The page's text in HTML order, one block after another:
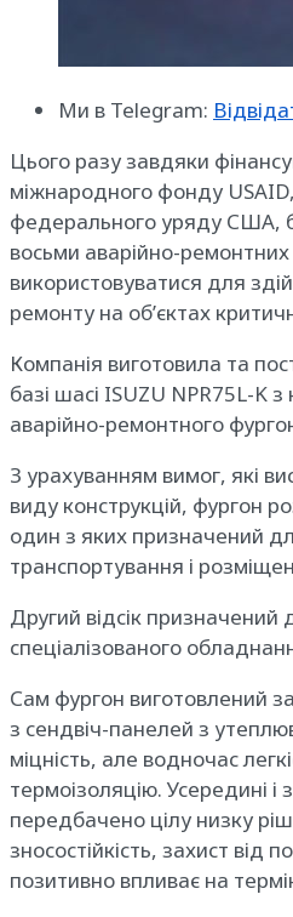
Ми в Telegram:
Цього разу завдяки
міжнародного фонду
федерального уряду США,
восьми аварійно-ремонтних
використовуватися для
ремонту на об’єктах
Компанія виготовила та
базі шасі ISUZU NPR75L-K
аварійно-ремонтного
З урахуванням вимог, які
виду конструкцій, фургон
один з яких призначений
транспортування і
Другий відсік
спеціалізованого
Сам фургон виготовлений
з сендвіч-панелей з
міцність, але водночас
термоізоляцію. Усередині і
передбачено цілу низку
зносостійкість, захист
позитивно впливає на